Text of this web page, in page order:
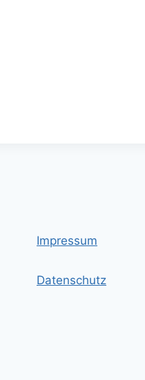
Impressum
Datenschutz